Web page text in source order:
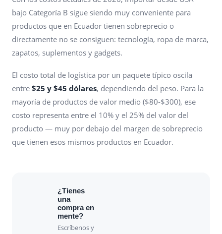
bajo Categoría B sigue siendo muy conveniente para
productos que en Ecuador tienen sobreprecio o
directamente no se consiguen: tecnología, ropa de marca,
zapatos, suplementos y gadgets.
El costo total de logística por un paquete típico oscila
entre $25 y $45 dólares, dependiendo del peso. Para la
mayoría de productos de valor medio ($80-$300), ese
costo representa entre el 10% y el 25% del valor del
producto — muy por debajo del margen de sobreprecio
que tienen esos mismos productos en Ecuador.
¿Tienes
una
compra en
mente?
Escríbenos y